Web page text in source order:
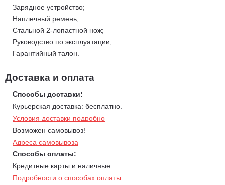
Зарядное устройство;
Наплечный ремень;
Стальной 2-лопастной нож;
Руководство по эксплуатации;
Гарантийный талон.
Доставка и оплата
Способы доставки:
Курьерская доставка: бесплатно.
Условия доставки подробно
Возможен самовывоз!
Адреса самовывоза
Способы оплаты:
Кредитные карты и наличные
Подробности о способах оплаты